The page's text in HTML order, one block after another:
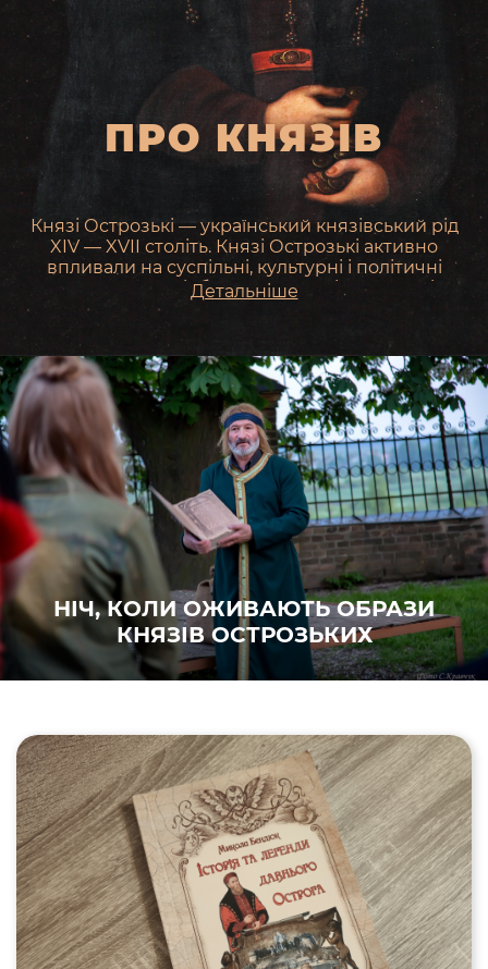
ПРО КНЯЗІВ
Князі Острозькі — український князівський рід
XIV — XVII століть. Князі Острозькі активно
впливали на суспільні, культурні і політичні
процеси, що відбувались на всій території
України і багатьох сусідніх країн.
Детальніше
НІЧ, КОЛИ ОЖИВАЮТЬ ОБРАЗИ
КНЯЗІВ ОСТРОЗЬКИХ